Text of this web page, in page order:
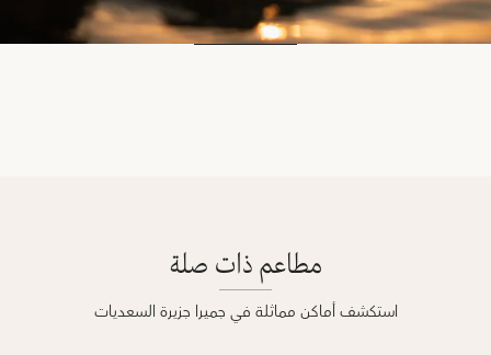
مطاعم ذات صلة
استكشف أماكن مماثلة في جميرا جزيرة السعديات